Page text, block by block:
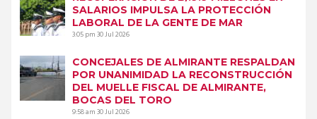
SALARIOS IMPULSA LA PROTECCIÓN
LABORAL DE LA GENTE DE MAR
3:05 pm30 Jul 2026
CONCEJALES DE ALMIRANTE RESPALDAN
POR UNANIMIDAD LA RECONSTRUCCIÓN
DEL MUELLE FISCAL DE ALMIRANTE,
BOCAS DEL TORO
9:58 am30 Jul 2026